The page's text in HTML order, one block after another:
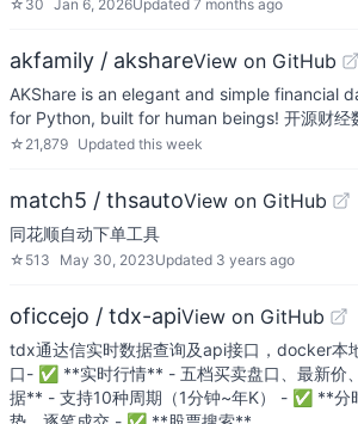
☆ 30 Jan 6, 2026Updated 7 months ago
akfamily / akshareView on GitHub
AKShare is an elegant and simple financial
for Python, built for human beings! 开源财经
☆ 21,879 Updated this week
match5 / thsautoView on GitHub
同花顺自动下单工具
☆ 513 May 30, 2023Updated 3 years ago
oficcejo / tdx-apiView on GitHub
tdx通达信实时数据查询及api接口，docker本
口- ✅ **实时行情** - 五档买卖盘口、最新价
据** - 支持10种周期（1分钟~年K） - ✅ **分